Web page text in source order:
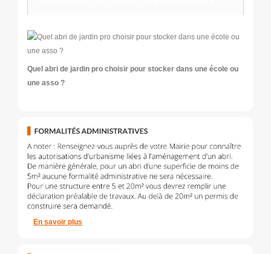
Quel abri de jardin pro choisir pour stocker dans une école ou
une asso ?
En savoir plus